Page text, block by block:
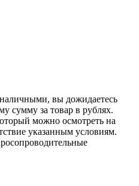
вы дожидаетесь
сумму за товар в рублях.
можно осмотреть на
указанным условиям.